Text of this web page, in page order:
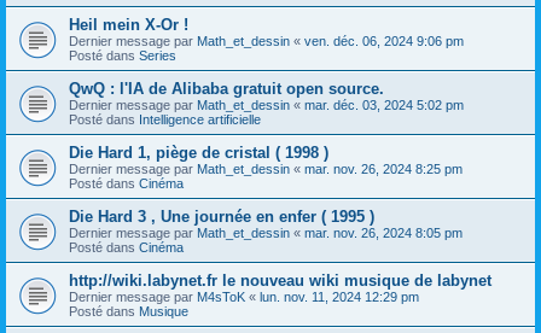
Heil mein X-Or !
Dernier message par Math_et_dessin « ven. déc. 06, 2024 9:06 pm
Posté dans Series
QwQ : l'IA de Alibaba gratuit open source.
Dernier message par Math_et_dessin « mar. déc. 03, 2024 5:02 pm
Posté dans Intelligence artificielle
Die Hard 1, piège de cristal ( 1998 )
Dernier message par Math_et_dessin « mar. nov. 26, 2024 8:25 pm
Posté dans Cinéma
Die Hard 3 , Une journée en enfer ( 1995 )
Dernier message par Math_et_dessin « mar. nov. 26, 2024 8:05 pm
Posté dans Cinéma
http://wiki.labynet.fr le nouveau wiki musique de labynet
Dernier message par M4sToK « lun. nov. 11, 2024 12:29 pm
Posté dans Musique